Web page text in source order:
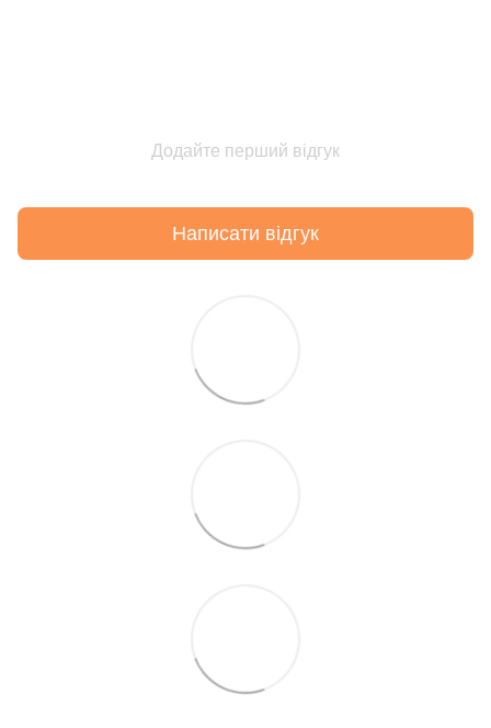
Додайте перший відгук
Написати відгук